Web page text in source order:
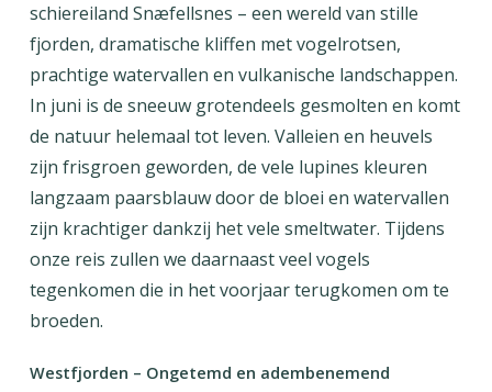
schiereiland Snæfellsnes – een wereld van stille
fjorden, dramatische kliffen met vogelrotsen,
prachtige watervallen en vulkanische landschappen.
In juni is de sneeuw grotendeels gesmolten en komt
de natuur helemaal tot leven. Valleien en heuvels
zijn frisgroen geworden, de vele lupines kleuren
langzaam paarsblauw door de bloei en watervallen
zijn krachtiger dankzij het vele smeltwater. Tijdens
onze reis zullen we daarnaast veel vogels
tegenkomen die in het voorjaar terugkomen om te
broeden.
Westfjorden – Ongetemd en adembenemend